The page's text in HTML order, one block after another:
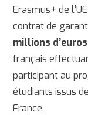
Erasmus+ de
contrat de
millions
français
participant au
étudiants issus
France.